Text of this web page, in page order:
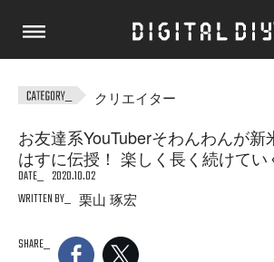
クリエイター
お友達系YouTuberそわんわんが新
はすに伝授！ 楽しく長く続けてい
DATE
2020.10.02
WRITTEN BY
栗山 琢宏
SHARE